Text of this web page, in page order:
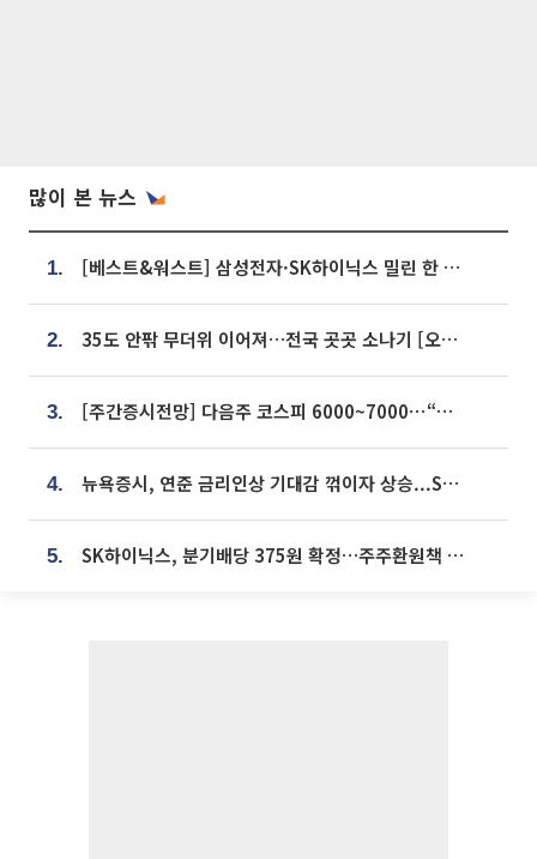
많이 본 뉴스
1. [베스트&워스트] 삼성전자·SK하이닉스 밀린 한 주…상상인증권은 85% 급등
2. 35도 안팎 무더위 이어져…전국 곳곳 소나기 [오늘 날씨]
3. [주간증시전망] 다음주 코스피 6000~7000⋯“外人 수급은 정책이 변수”
4. 뉴욕증시, 연준 금리인상 기대감 꺾이자 상승...S&P500 사상 최고치 [종합]
5. SK하이닉스, 분기배당 375원 확정…주주환원책 9월로 앞당겨 발표